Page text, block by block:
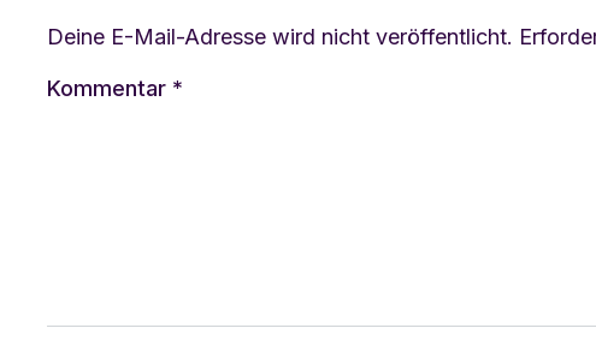
Deine E-Mail-Adresse wird nicht veröffentlicht.
Kommentar *